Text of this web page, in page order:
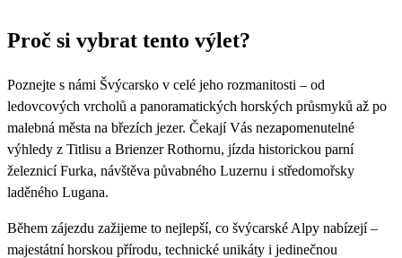
26 27 28 29 30
Proč si vybrat tento výlet?
Poznejte s námi Švýcarsko v celé jeho rozmanitosti – od
ledovcových vrcholů a panoramatických horských průsmyků až po
malebná města na březích jezer. Čekají Vás nezapomenutelné
výhledy z Titlisu a Brienzer Rothornu, jízda historickou parní
železnicí Furka, návštěva půvabného Luzernu i středomořsky
laděného Lugana.
Během zájezdu zažijeme to nejlepší, co švýcarské Alpy nabízejí –
majestátní horskou přírodu, technické unikáty i jedinečnou